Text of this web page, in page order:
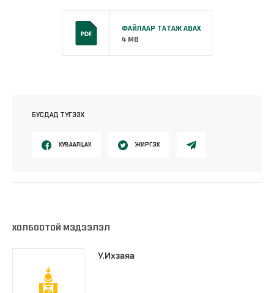
ФАЙЛААР ТАТАЖ АВАХ
4 MB
БУСДАД ТҮГЭЭХ
ХУВААЛЦАХ ЖИРГЭХ
ХОЛБООТОЙ МЭДЭЭЛЭЛ
У.Ихзаяа